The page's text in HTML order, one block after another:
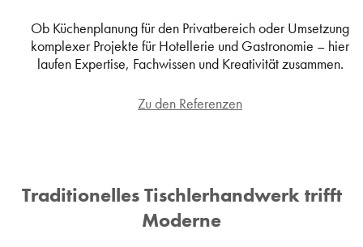
Ob Küchenplanung für den Privatbereich oder Umsetzung
komplexer Projekte für Hotellerie und Gastronomie – hier
laufen Expertise, Fachwissen und Kreativität zusammen.
Zu den Referenzen
Traditionelles Tischlerhandwerk trifft
Moderne